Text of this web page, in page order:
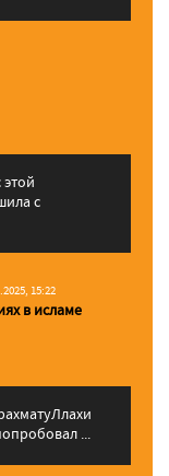
с
15:22
в исламе
...